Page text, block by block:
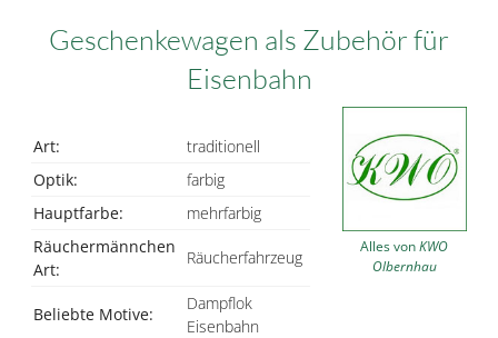
Geschenkewagen als Zubehör für
Eisenbahn
Art:
traditionell
Optik:
farbig
Hauptfarbe:
mehrfarbig
Räuchermännchen
Art:
Räucherfahrzeug
Beliebte Motive:
Dampflok
Eisenbahn
Alles vonKWO
Olbernhau